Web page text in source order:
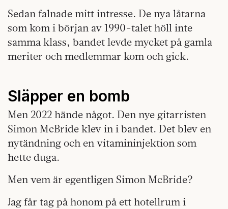
Sedan falnade mitt intresse. De nya låtarna
som kom i början av 1990-talet höll inte
samma klass, bandet levde mycket på gamla
meriter och medlemmar kom och gick.
Släpper en bomb
Men 2022 hände något. Den nye gitarristen
Simon McBride klev in i bandet. Det blev en
nytändning och en vitamininjektion som
hette duga.
Men vem är egentligen Simon McBride?
Jag får tag på honom på ett hotellrum i